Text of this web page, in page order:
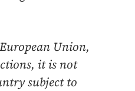
Union,
it is not
subject to